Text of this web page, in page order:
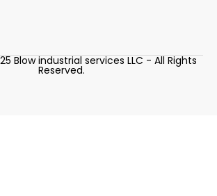
Blow industrial services LLC - All Rights
Reserved.